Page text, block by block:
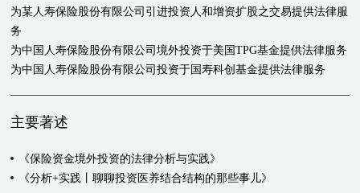
为某人寿保险股份有限公司引进投资人和增资扩股之交易提供法律服
务
为中国人寿保险股份有限公司境外投资于美国TPG基金提供法律服务
为中国人寿保险股份有限公司投资于国寿科创基金提供法律服务
为国寿成达（上海）健康医疗股权投资管理有限公司（“国寿大健康
提供法律服务
为泰康保险境外投资美国高盛旗下私募股权基金提供法律服务
主要著述
《保险资金境外投资的法律分析与实践》
《分析+实践丨聊聊投资医养结合结构的那些事儿》